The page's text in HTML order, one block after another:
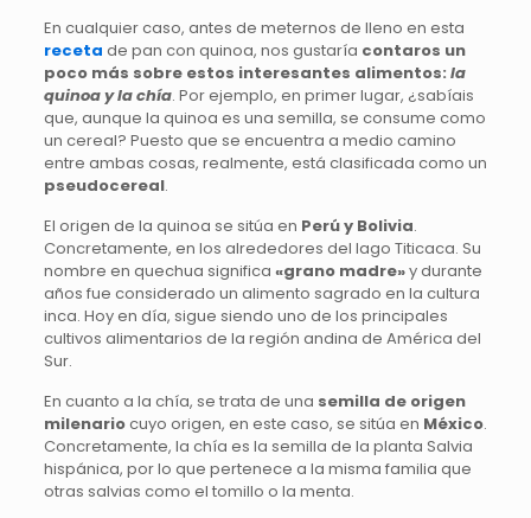
En cualquier caso, antes de meternos de lleno en esta
receta de pan con quinoa, nos gustaría contaros un
poco más sobre estos interesantes alimentos: la
quinoa y la chía. Por ejemplo, en primer lugar, ¿sabíais
que, aunque la quinoa es una semilla, se consume como
un cereal? Puesto que se encuentra a medio camino
entre ambas cosas, realmente, está clasificada como un
pseudocereal.
El origen de la quinoa se sitúa en Perú y Bolivia.
Concretamente, en los alrededores del lago Titicaca. Su
nombre en quechua significa «grano madre»y durante
años fue considerado un alimento sagrado en la cultura
inca. Hoy en día, sigue siendo uno de los principales
cultivos alimentarios de la región andina de América del
Sur.
En cuanto a la chía, se trata de una semilla de origen
milenariocuyo origen, en este caso, se sitúa en México.
Concretamente, la chía es la semilla de la planta Salvia
hispánica, por lo que pertenece a la misma familia que
otras salvias como el tomillo o la menta.